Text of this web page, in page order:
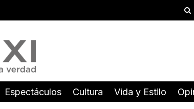
Espectáculos Cultura Vida y Estilo